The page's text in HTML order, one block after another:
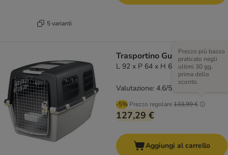
5 varianti
Trasportino Gulliver Trixie
L 92 x P 64 x H 64 cm
-5% Prezzo regolare133,99 €
Prezzo più basso
praticato negli
ultimi 30 gg,
prima dello
sconto.
127,29 €
Valutazione: 4.6/5
Aggiungi al carrello